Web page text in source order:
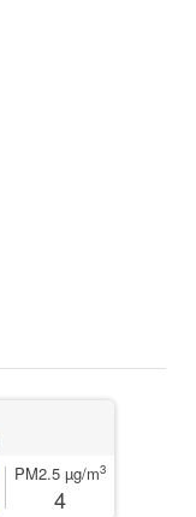
PM2.5 µg/m3
4